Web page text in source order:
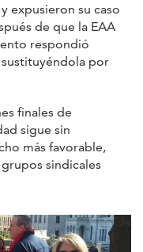
expusieron su caso
de que la EAA
respondió
por
finales de
sigue sin
más favorable,
sindicales